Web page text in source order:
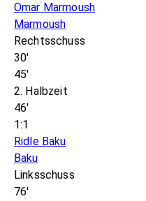
Omar Marmoush
Marmoush
Rechtsschuss
30'
45'
2. Halbzeit
46'
1:1
Ridle Baku
Baku
Linksschuss
76'